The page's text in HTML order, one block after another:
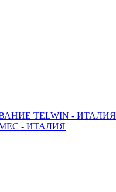
TELWIN - ИТАЛИЯ
- ИТАЛИЯ